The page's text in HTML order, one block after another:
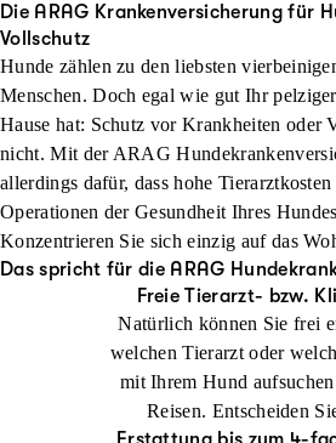
Die ARAG Krankenversicherung für
Vollschutz
Hunde zählen zu den liebsten
Menschen. Doch egal wie gut Ihr
Hause hat: Schutz vor Krankheiten oder
nicht. Mit der ARAG
allerdings dafür, dass hohe
Operationen der Gesundheit Ihres
Konzentrieren Sie sich einzig auf das
Das spricht für die ARAG
Freie Tierarzt- bzw.
Natürlich können Sie frei
welchen Tierarzt oder
mit Ihrem Hund
Reisen. Entscheiden